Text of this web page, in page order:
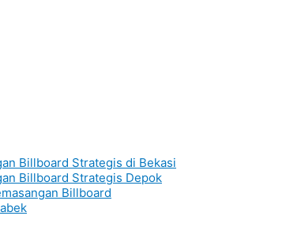
Billboard Strategis di Bekasi
Billboard Strategis Depok
Billboard